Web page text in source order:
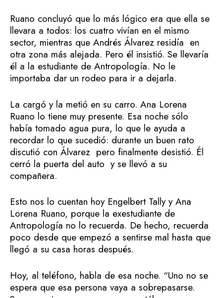
Ruano concluyó que lo más lógico era que ella se
llevara a todos: los cuatro vivían en el mismo
sector, mientras que Andrés Álvarez residía en
otra zona más alejada. Pero él insistió. Se llevaría
él a la estudiante de Antropología. No le
importaba dar un rodeo para ir a dejarla.
La cargó y la metió en su carro. Ana Lorena
Ruano lo tiene muy presente. Esa noche sólo
había tomado agua pura, lo que le ayuda a
recordar lo que sucedió: durante un buen rato
discutió con Álvarez pero finalmente desistió. Él
cerró la puerta del auto y se llevó a su
compañera.
Esto nos lo cuentan hoy Engelbert Tally y Ana
Lorena Ruano, porque la exestudiante de
Antropología no lo recuerda. De hecho, recuerda
poco desde que empezó a sentirse mal hasta que
llegó a su casa horas después.
Hoy, al teléfono, habla de esa noche. “Uno no se
espera que esa persona vaya a sobrepasarse.